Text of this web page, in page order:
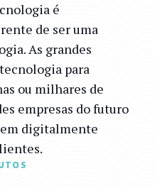
é
de ser uma
As grandes
para
ou milhares de
empresas do futuro
digitalmente